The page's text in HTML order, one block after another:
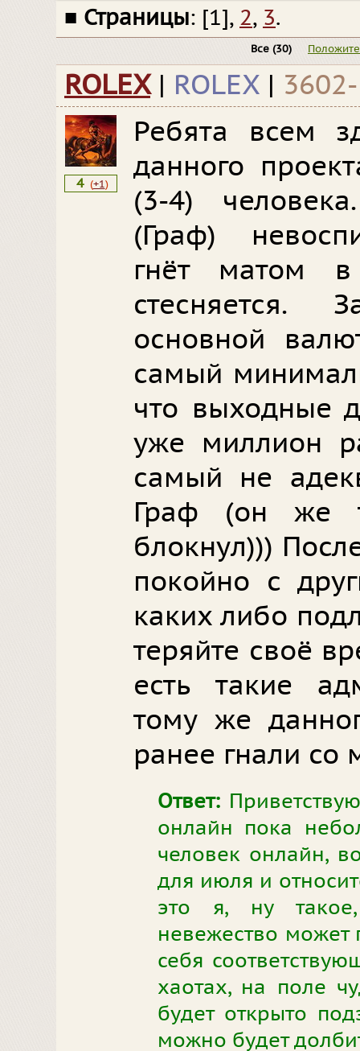
■ Страницы: [1], 2, 3.
Все (30)
ROLEX | ROLEX |
4 (+1)
Ребята всем
данного
(3-4)
(Граф)
гнёт матом
стесняется.
основной
самый
что выходные
уже миллион
самый не
Граф (он же
блокнул)))
покойно с
каких либо
теряйте своё
есть такие
тому же
ранее гнали со
Ответ:
онлайн пока
человек онлайн,
для июля и
это я, ну
невежество может
себя
хаотах, на поле
будет открыто
можно будет